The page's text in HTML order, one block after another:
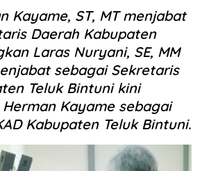
Kayame, ST, MT menjabat
Daerah Kabupaten
Laras Nuryani, SE, MM
sebagai Sekretaris
Teluk Bintuni kini
Kayame sebagai
Kabupaten Teluk Bintuni.